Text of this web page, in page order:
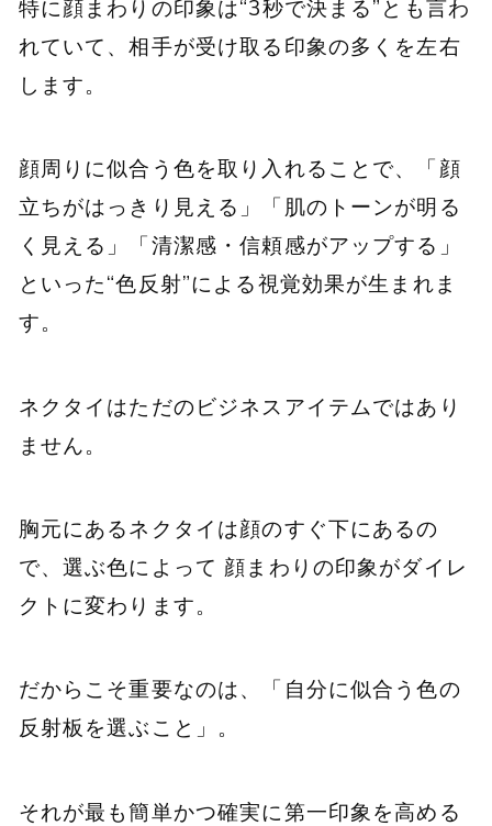
特に顔まわりの印象は“3秒で決まる”とも言わ
れていて、相手が受け取る印象の多くを左右
します。
顔周りに似合う色を取り入れることで、「顔
立ちがはっきり見える」「肌のトーンが明る
く見える」「清潔感・信頼感がアップする」
といった“色反射”による視覚効果が生まれま
す。
ネクタイはただのビジネスアイテムではあり
ません。
胸元にあるネクタイは顔のすぐ下にあるの
で、選ぶ色によって 顔まわりの印象がダイレ
クトに変わります。
だからこそ重要なのは、「自分に似合う色の
反射板を選ぶこと」。
それが最も簡単かつ確実に第一印象を高める